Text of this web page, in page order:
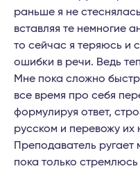
раньше я не
вставляя те немногие
то сейчас я теряюсь и
ошибки в речи. Ведь
Мне пока сложно
все время про себя
формулируя ответ,
русском и перевожу их
Преподаватель ругает
пока только